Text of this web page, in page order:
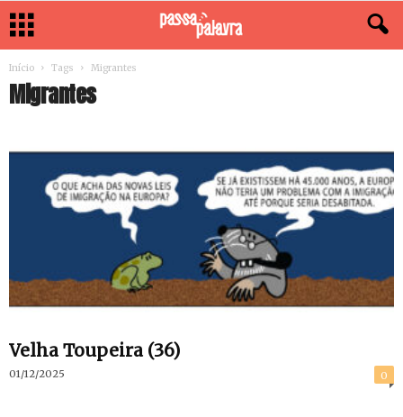
Início Tags Migrantes
Migrantes
Velha Toupeira (36)
01/12/2025 0